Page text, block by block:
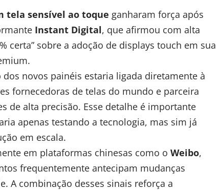
tela sensível ao toque ganharam força após
Instant Digital, que afirmou com alta
certa” sobre a adoção de displays touch em sua
novos painéis estaria ligada diretamente à
fornecedoras de telas do mundo e parceira
de alta precisão. Esse detalhe é importante
apenas testando a tecnologia, mas sim já
em escala.
em plataformas chinesas como o Weibo,
frequentemente antecipam mudanças
A combinação desses sinais reforça a